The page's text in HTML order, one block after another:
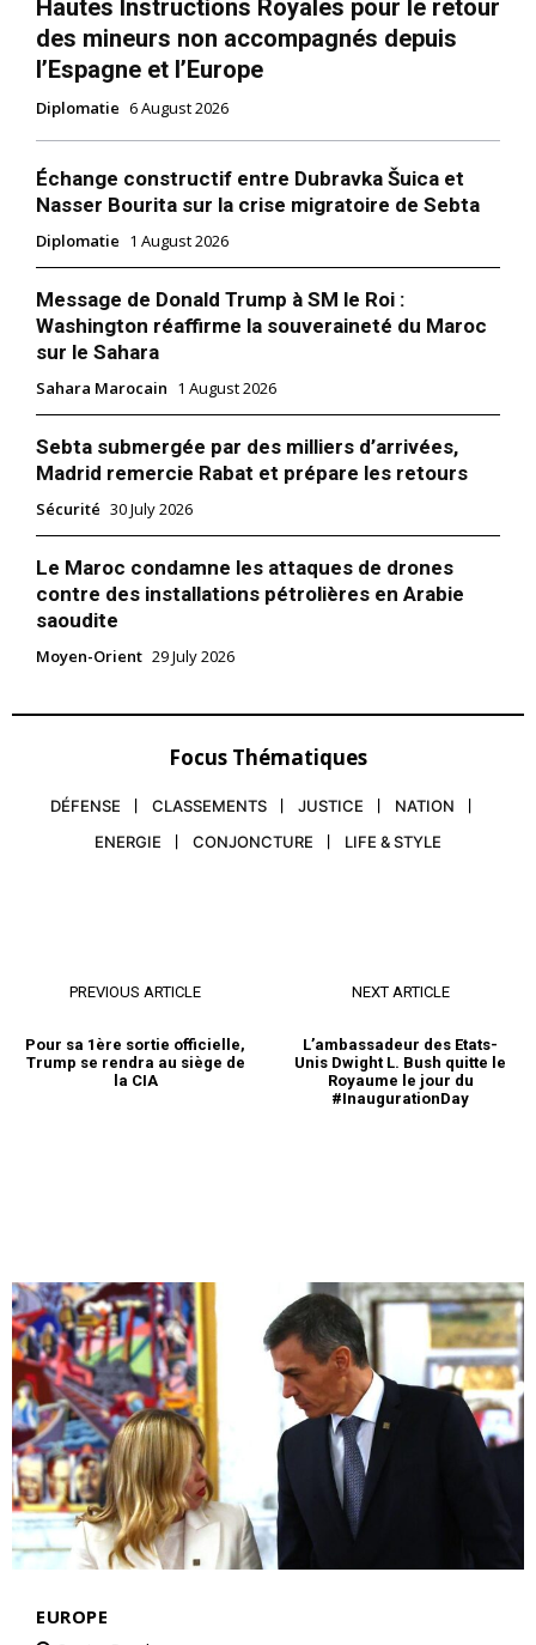
Hautes Instructions Royales pour le retour
des mineurs non accompagnés depuis
l’Espagne et l’Europe
Diplomatie 6 August 2026
Échange constructif entre Dubravka Šuica et
Nasser Bourita sur la crise migratoire de Sebta
Diplomatie 1 August 2026
Message de Donald Trump à SM le Roi :
Washington réaffirme la souveraineté du Maroc
sur le Sahara
Sahara Marocain 1 August 2026
Sebta submergée par des milliers d’arrivées,
Madrid remercie Rabat et prépare les retours
Sécurité 30 July 2026
Le Maroc condamne les attaques de drones
contre des installations pétrolières en Arabie
saoudite
Moyen-Orient 29 July 2026
Focus Thématiques
DÉFENSE CLASSEMENTS JUSTICE
NATION
ENERGIE
CONJONCTURE LIFE & STYLE
PREVIOUS ARTICLE
Pour sa 1ère sortie officielle,
Trump se rendra au siège de
la CIA
NEXT ARTICLE
L’ambassadeur des Etats-
Unis Dwight L. Bush quitte le
Royaume le jour du
#InaugurationDay